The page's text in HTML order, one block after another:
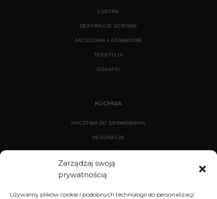
Zarządzaj swoją
prywatnością
Używamy plików cookie i podobnych technologii do personalizacji
LUSTRA
DEKORACJE ŚCIENNE
AKCESORIA ŁAZIENKOWE
TEKSTYLIA
DODATKI
KUCHNIA
NACZYNIA DO SERWOWANIA
DEKORACJE